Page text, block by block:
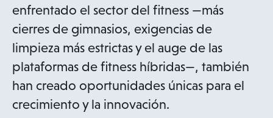
enfrentado el sector del fitness —más
cierres de gimnasios, exigencias de
limpieza más estrictas y el auge de las
plataformas de fitness híbridas—, también
han creado oportunidades únicas para el
crecimiento y la innovación.